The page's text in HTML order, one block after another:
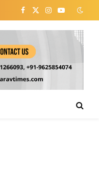
Facebook
X
Instagram
YouTube